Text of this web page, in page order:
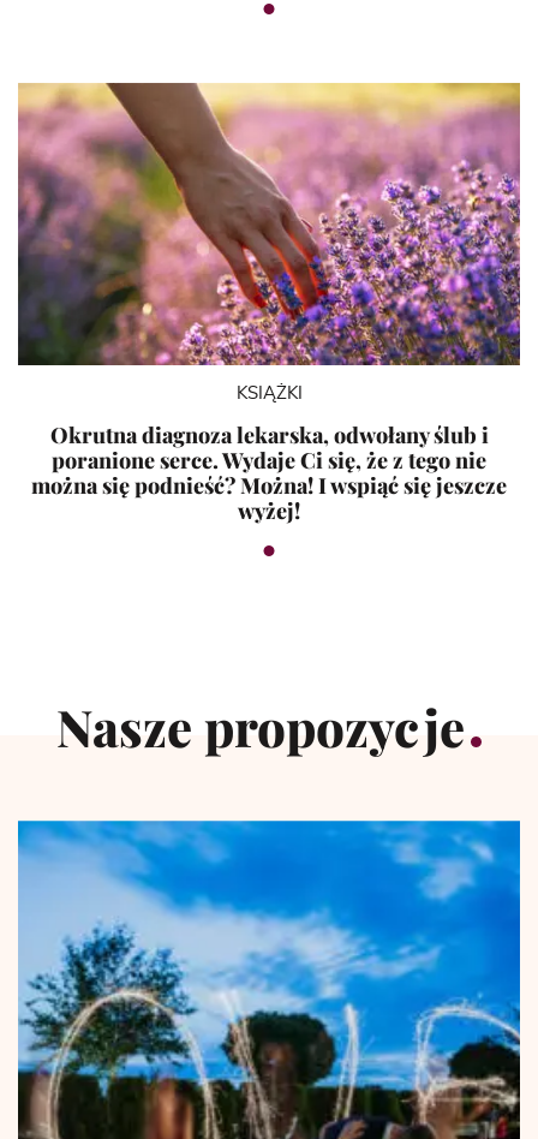
KSIĄŻKI
Okrutna diagnoza lekarska, odwołany ślub i
poranione serce. Wydaje Ci się, że z tego nie
można się podnieść? Można! I wspiąć się jeszcze
wyżej!
Nasze propozycje